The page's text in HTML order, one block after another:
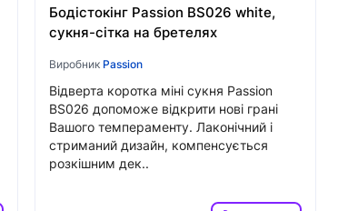
Бодістокінг Passion BS026 white,
сукня-сітка на бретелях
Виробник Passion
Відверта коротка міні сукня Passion
BS026 допоможе відкрити нові грані
Вашого темпераменту. Лаконічний і
стриманий дизайн, компенсується
розкішним дек..